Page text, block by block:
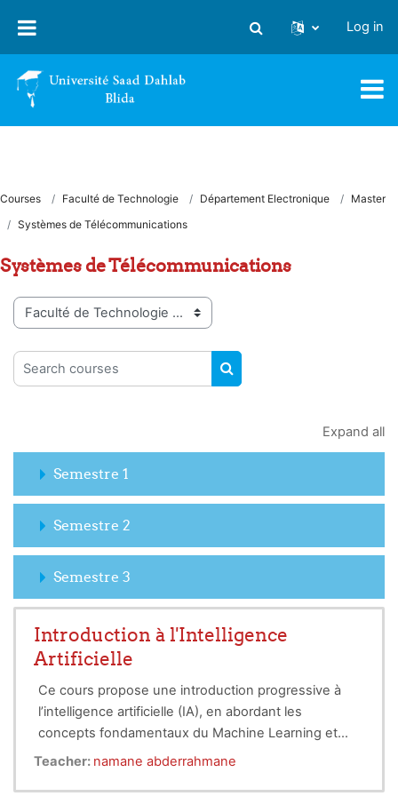
Toggle search input
Log in
Courses Faculté de Technologie Département Electronique
Master
Systèmes de Télécommunications
Systèmes de Télécommunications
Course categories
Search courses
SEARCH COURSES
Expand all
Semestre 1
Semestre 2
Semestre 3
Introduction à l'Intelligence
Artificielle
Ce cours propose une introduction progressive à
l’intelligence artificielle (IA), en abordant les
concepts fondamentaux du Machine Learning et
des réseaux de neurones, ainsi que les techniques
Teacher: namane abderrahmane